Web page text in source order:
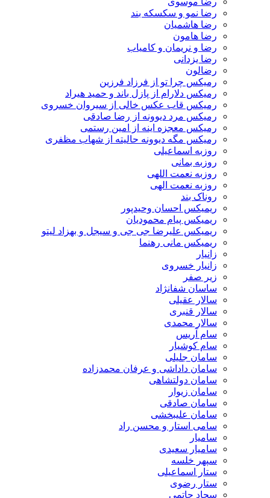
رضا نمو و سکسکه بند
رضا هاشمیان
رضا هامون
رضا و نریمان و کامیاب
رضا یزدانی
رضالون
رمیکس چرا تو از فرزاد فرزین
رمیکس دلارام از پازل باند و حمید هیراد
رمیکس قاب عکس خالی از سیروان خسروی
رمیکس مرد دیوونه از رضا صادقی
رمیکس معجزه اینه از امین رستمی
رمیکس مگه دیوونه حالیته از شهاب مظفری
روزبه اسماعیلی
روزبه بمانی
روزبه نعمت اللهی
روزبه نعمت الهی
روناک بند
ریمیکس احسان وحیدپور
ریمیکس پیام محمودیان
ریمیکس علیرضا جی جی و سیجل و بهزاد لیتو
ریمیکس مانی رهنما
زانیار
زانیار خسروی
زیر صفر
ساسان شفانژاد
سالار عقیلی
سالار قنبری
سالار محمدی
سام آریس
سام کوشیار
سامان جلیلی
سامان داداشی و عرفان محمدزاده
سامان دولتشاهی
سامان زیوار
سامان صادقی
سامان علیبخشی
سامی استار و محسن راد
سامیار
سامیار سعیدی
سپهر خلسه
ستار اسماعیلی
ستار رضوی
سجاد حاتمی